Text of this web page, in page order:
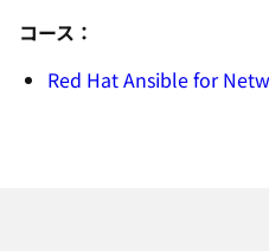
コース：
Red Hat Ansible for